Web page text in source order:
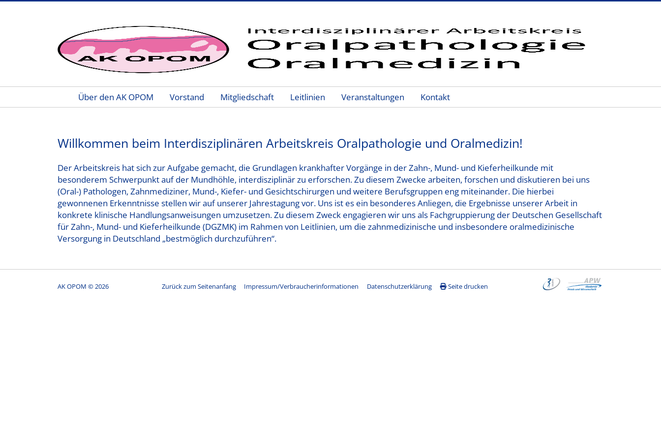
Über den AK OPOM Vorstand Mitgliedschaft Leitlinien Veranstaltungen Kontakt
Willkommen beim Interdisziplinären Arbeitskreis Oralpathologie und Oralmedizin!
Der Arbeitskreis hat sich zur Aufgabe gemacht, die Grundlagen krankhafter Vorgänge in der Zahn-, Mund- und Kieferheilkunde mit
besonderem Schwerpunkt auf der Mundhöhle, interdisziplinär zu erforschen. Zu diesem Zwecke arbeiten, forschen und diskutieren bei uns
(Oral-) Pathologen, Zahnmediziner, Mund-, Kiefer- und Gesichtschirurgen und weitere Berufsgruppen eng miteinander. Die hierbei
gewonnenen Erkenntnisse stellen wir auf unserer Jahrestagung vor. Uns ist es ein besonderes Anliegen, die Ergebnisse unserer Arbeit in
konkrete klinische Handlungsanweisungen umzusetzen. Zu diesem Zweck engagieren wir uns als Fachgruppierung der Deutschen Gesellschaft
für Zahn-, Mund- und Kieferheilkunde (DGZMK) im Rahmen von Leitlinien, um die zahnmedizinische und insbesondere oralmedizinische
Versorgung in Deutschland „bestmöglich durchzuführen“.
AK OPOM © 2026 Zurück zum Seitenanfang Impressum/Verbraucherinformationen Datenschutzerklärung Seite drucken